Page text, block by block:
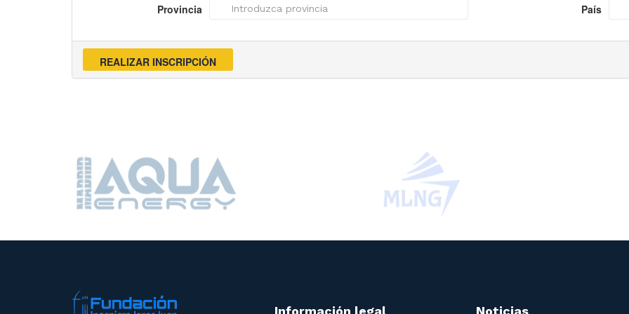
Provincia País
Información legal Noticias